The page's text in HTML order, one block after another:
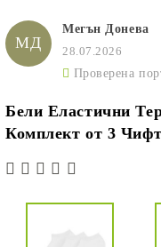
МД
Мегън Донева
28.07.2026
Проверена
Бели Еластични
Комплект от 3